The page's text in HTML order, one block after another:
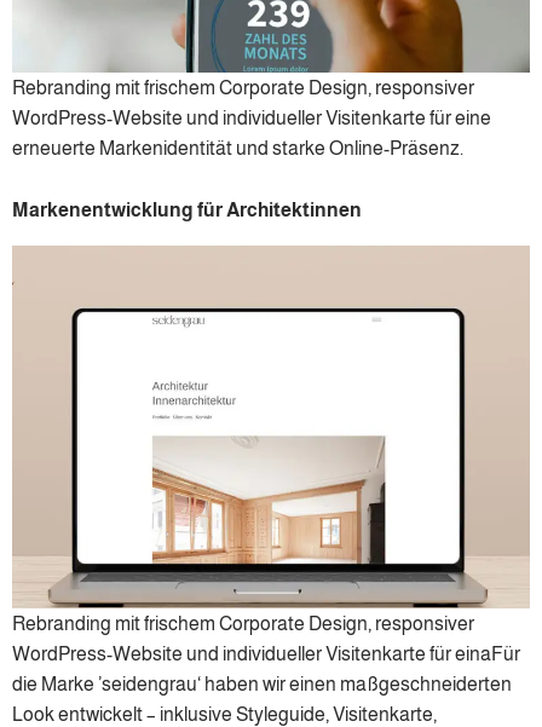
Rebranding mit frischem Corporate Design, responsiver
WordPress-Website und individueller Visitenkarte für eine
erneuerte Markenidentität und starke Online-Präsenz.
Markenentwicklung für Architektinnen
Rebranding mit frischem Corporate Design, responsiver
WordPress-Website und individueller Visitenkarte für einaFür
die Marke ’seidengrau‘ haben wir einen maßgeschneiderten
Look entwickelt – inklusive Styleguide, Visitenkarte,